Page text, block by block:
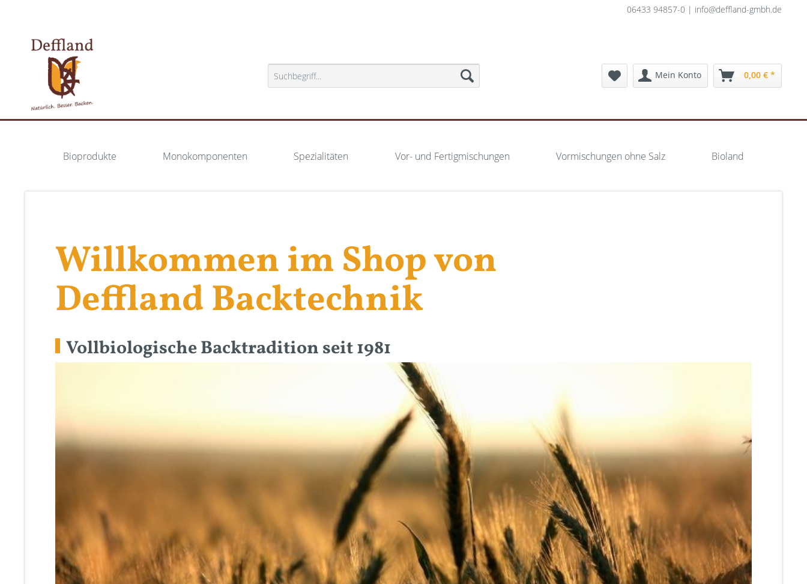
06433 94857-0 | info@deffland-gmbh.de
Mein Konto 0,00 € *
Bioprodukte Monokomponenten Spezialitäten Vor- und Fertigmischungen Vormischungen ohne Salz Bioland
Willkommen im Shop von
Deffland Backtechnik
Vollbiologische Backtradition seit 1981